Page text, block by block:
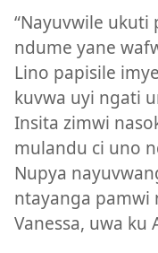
“Nayuvwile ukuti
ndume yane
Lino papisile
kuvwa uyi ngati
Insita zimwi
mulandu ci uno
Nupya
ntayanga pamwi
Vanessa, uwa ku